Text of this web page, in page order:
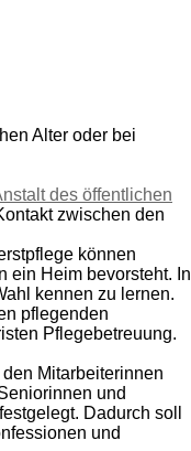
Alter oder bei
des öffentlichen
zwischen den
können
ein Heim bevorsteht. In
kennen zu lernen.
pflegenden
Pflegebetreuung.
Mitarbeiterinnen
und
Dadurch soll
und